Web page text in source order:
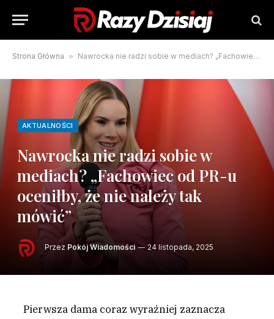
Strona Główna » Nawrocka nie radzi sobie w mediach? „Fachowiec od PR-u oceniłby, że nie należy tak mówić”
AKTUALNOŚCI
Nawrocka nie radzi sobie w
mediach? „Fachowiec od PR-u
oceniłby, że nie należy tak
mówić”
Przez Pokój Wiadomości 24 listopada, 2025
Pierwsza dama coraz wyraźniej zaznacza